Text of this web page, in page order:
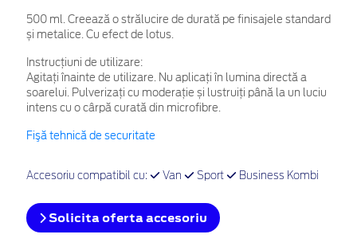
500 ml. Creează o strălucire de durată pe finisajele standard
și metalice. Cu efect de lotus.
Instrucțiuni de utilizare:
Agitați înainte de utilizare. Nu aplicați în lumina directă a
soarelui. Pulverizați cu moderație și lustruiți până la un luciu
intens cu o cârpă curată din microfibre.
Fişă tehnică de securitate
Accesoriu compatibil cu: Van Sport Business Kombi
Solicita oferta accesoriu